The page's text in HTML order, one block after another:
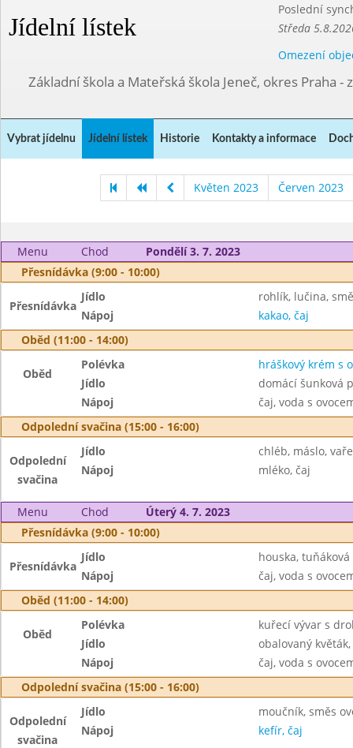
Jídelní lístek
Poslední
Středa
Omezení
Základní škola a Mateřská škola Jeneč, okres Praha -
Vybrat jídelnu Jídelní lístek Historie Kontakty a informace
Květen 2023 Červen 2023
Menu Chod
Pondělí 3. 7. 2023
Přesnídávka (9:00 - 10:00)
Přesnídávka
Jídlo
rohlík, lučina,
Nápoj
kakao, čaj
Oběd (11:00 - 14:00)
Oběd
Polévka
hráškový krém s
Jídlo
domácí šunková
Nápoj
čaj, voda s
Odpolední svačina (15:00 - 16:00)
Odpolední
svačina
Jídlo
chléb, máslo,
Nápoj
mléko, čaj
Menu Chod
Úterý 4. 7. 2023
Přesnídávka (9:00 - 10:00)
Přesnídávka
Jídlo
houska,
Nápoj
čaj, voda s
Oběd (11:00 - 14:00)
Oběd
Polévka
kuřecí vývar s
Jídlo
obalovaný
Nápoj
čaj, voda s
Odpolední svačina (15:00 - 16:00)
Odpolední
svačina
Jídlo
moučník, směs
Nápoj
kefír, čaj